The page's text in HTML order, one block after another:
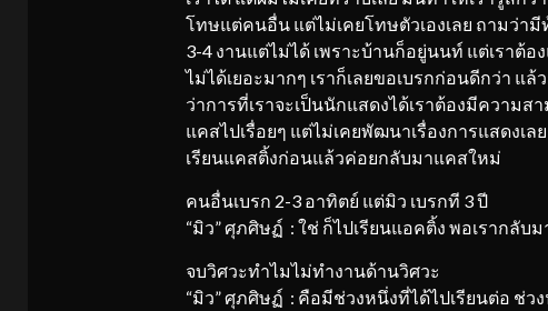
โทษแต่คนอื่น แต่ไม่เคยโทษตัวเองเลย ถามว่า
3-4 งานแต่ไม่ได้ เพราะบ้านก็อยู่นนท์ แต่เรา
ไม่ได้เยอะมากๆ เราก็เลยขอเบรกก่อนดีกว่า แ
ว่าการที่เราจะเป็นนักแสดงได้เราต้องมีความส
แคสไปเรื่อยๆ แต่ไม่เคยพัฒนาเรื่องการแสดงเล
เรียนแคสติ้งก่อนแล้วค่อยกลับมาแคสใหม่
คนอื่นเบรก 2-3 อาทิตย์ แต่มิว เบรกที 3 ปี
“มิว” ศุภศิษฏ์ : ใช่ ก็ไปเรียนแอคติ้ง พอเรากลั
จบวิศวะทำไมไม่ทำงานด้านวิศวะ
“มิว” ศุภศิษฏ์ : คือมีช่วงหนึ่งที่ได้ไปเรียนต่อ ช่